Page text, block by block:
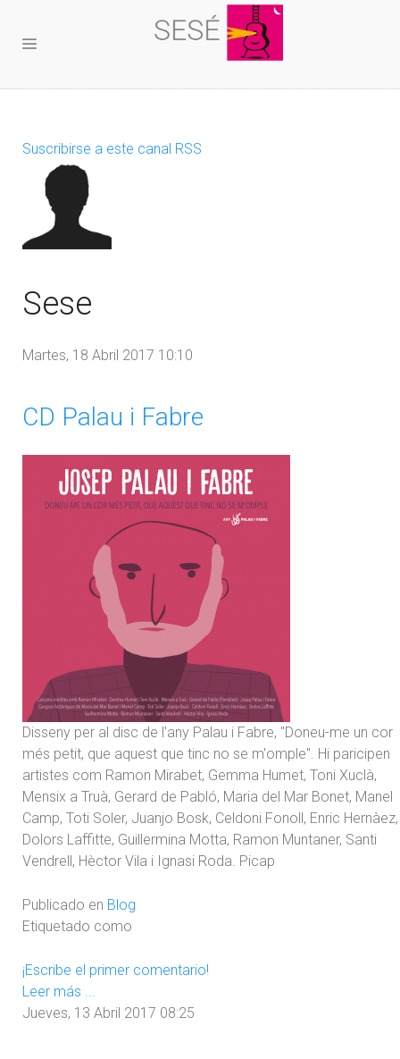
Suscribirse a este canal RSS
Sese
Martes, 18 Abril 2017 10:10
CD Palau i Fabre
Disseny per al disc de l'any Palau i Fabre, "Doneu-me un cor
més petit, que aquest que tinc no se m'omple". Hi paricipen
artistes com Ramon Mirabet, Gemma Humet, Toni Xuclà,
Mensix a Truà, Gerard de Pabló, Maria del Mar Bonet, Manel
Camp, Toti Soler, Juanjo Bosk, Celdoni Fonoll, Enric Hernàez,
Dolors Laffitte, Guillermina Motta, Ramon Muntaner, Santi
Vendrell, Hèctor Vila i Ignasi Roda. Picap
Publicado en Blog
Etiquetado como
¡Escribe el primer comentario!
Leer más ...
Jueves, 13 Abril 2017 08:25